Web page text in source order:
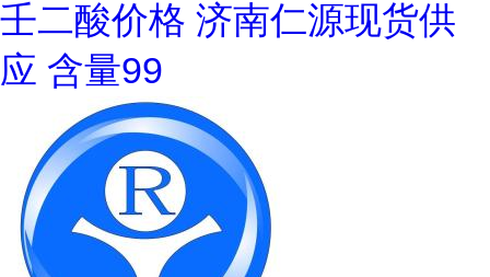
壬二酸价格 济南仁源现货供
应 含量99